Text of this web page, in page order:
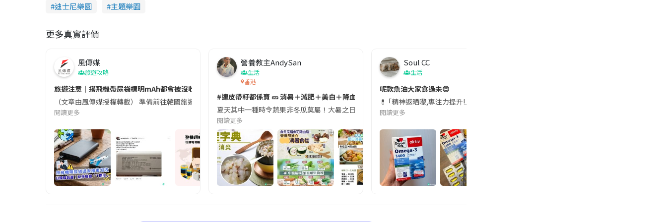
迪士尼樂園 主題樂園
更多真實評價
風傳媒
旅遊攻略
旅遊注意｜搭飛機帶尿袋標明mAh都會被沒收😱出發前切記檢查「1標示」🚨
（文章由風傳媒授權轉載） 準備前往韓國旅遊的民眾，近期要特別留意隨身行李中的行動電源。一名旅客日前在機場安檢時，明明攜帶的行動電源機身已標示「10000mAh」，卻仍被要求當場
閱讀更多
營養教主AndySan
生活
香港
#連皮帶籽都係寶 🥒 消暑＋減肥＋美白＋降血脂
夏天其中一種時令蔬果非冬瓜莫屬！大暑之日，點都要飲碗冬瓜湯消暑解渴！除了解暑，冬瓜仲有好多鮮為人知嘅好處：減肥、消水腫、降血
閱讀更多
Soul CC
生活
呢款魚油大家食過未😍
💊 ｢精神返晒嚟,專注力提升!｣ 長時間對住電腦､剪片寫稿,成日覺得眼睛乾澀､腦袋好似｢斷
閱讀更多